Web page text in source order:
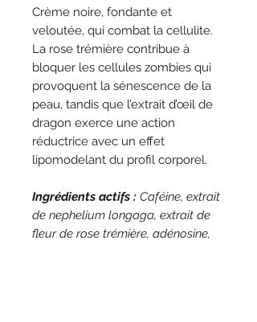
Crème noire, fondante et
veloutée, qui combat la cellulite.
La rose trémière contribue à
bloquer les cellules zombies qui
provoquent la sénescence de la
peau, tandis que l’extrait d’œil de
dragon exerce une action
réductrice avec un effet
lipomodelant du profil corporel.
Ingrédients actifs : Caféine, extrait
de nephelium longaga, extrait de
fleur de rose trémière, adénosine,